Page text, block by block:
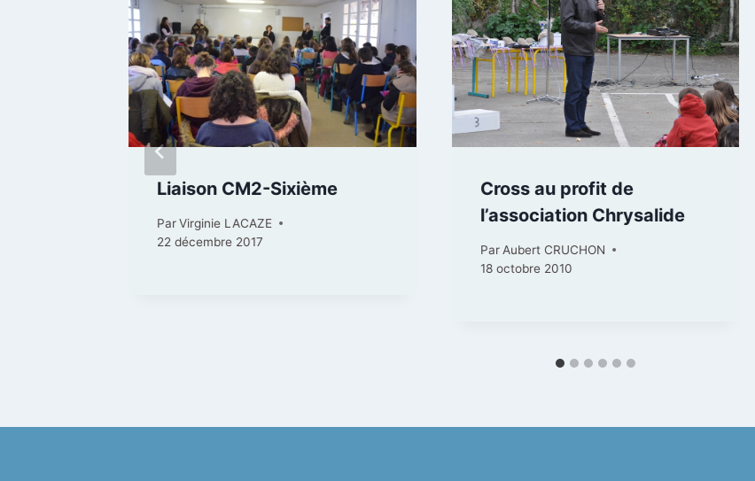
Liaison CM2-Sixième
ParVirginie LACAZE
22 décembre 2017
Cross au profit de
l’association Chrysalide
Par Aubert CRUCHON
18 octobre 2010